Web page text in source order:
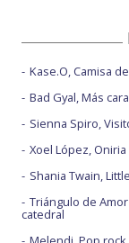
Kase.O, Camisa
Bad Gyal, Más cara
Sienna Spiro,
Xoel López,
Shania Twain,
Triángulo de
catedral